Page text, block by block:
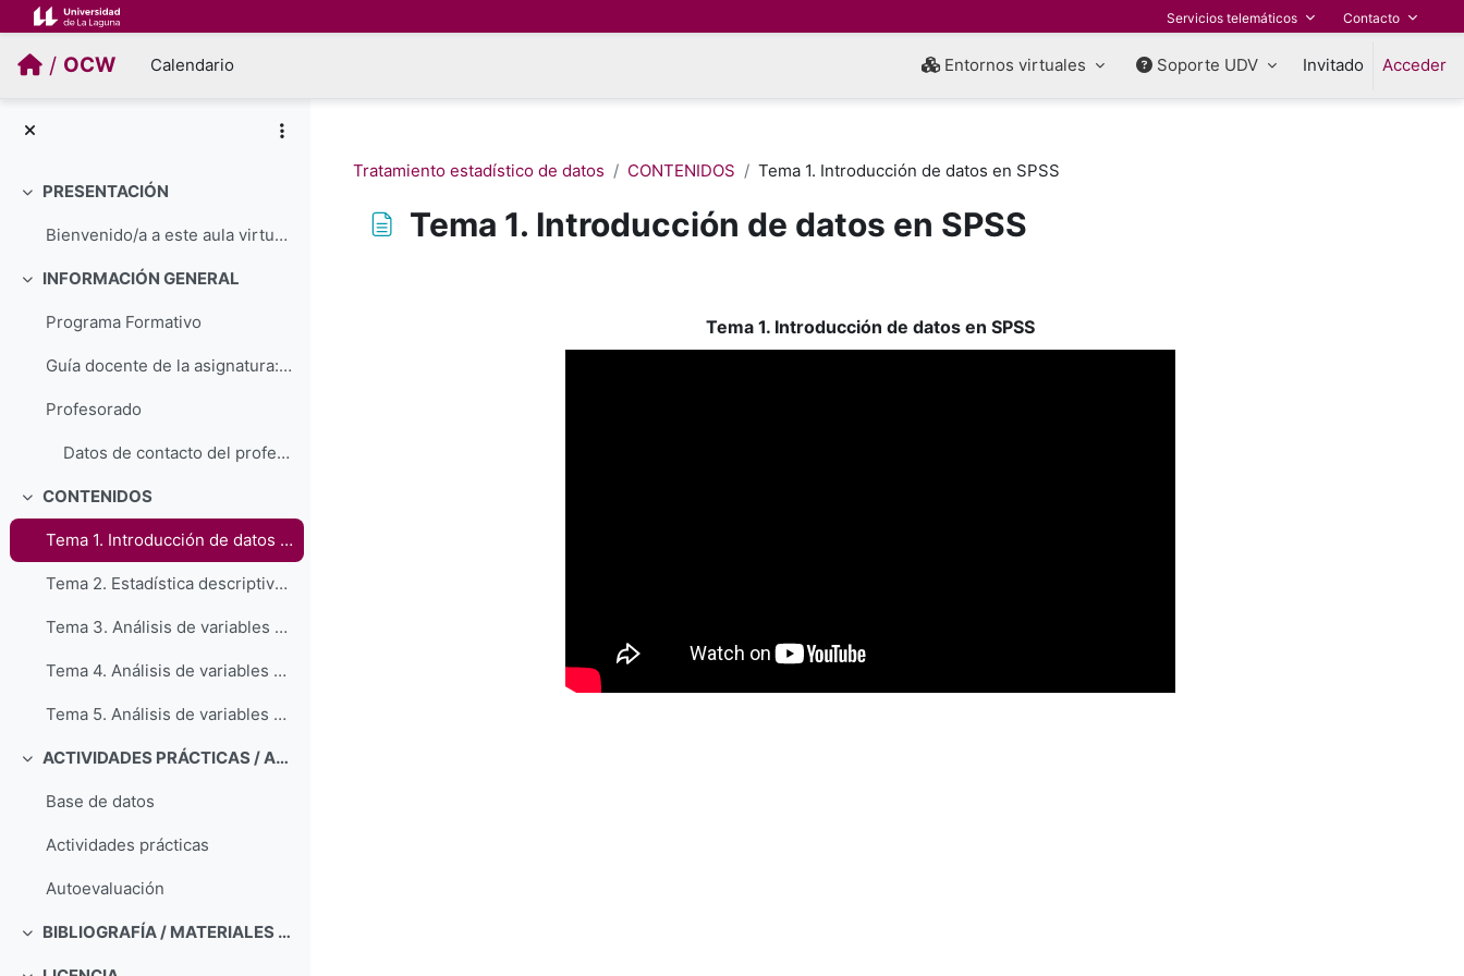
Salta al contenido principal Servicios telemáticos Contacto
/ OCW Calendario Entornos virtuales Soporte UDV Invitado Acceder
Colapsar
PRESENTACIÓN
Bienvenido/a a este aula virtual en la que se reco...
Colapsar
INFORMACIÓN GENERAL
Programa Formativo
Guía docente de la asignatura: Trabajo de Fin de Máster
Profesorado
Datos de contacto del profesorado
Colapsar
CONTENIDOS
Tema 1. Introducción de datos en SPSS
Tema 2. Estadística descriptiva y funciones básicas
Tema 3. Análisis de variables cualitativas
Tema 4. Análisis de variables cuantitativas
Tema 5. Análisis de variables cualitativas y cuantitativas
Colapsar ACTIVIDADES PRÁCTICAS / AUTOEVALUACIÓN
Base de datos
Actividades prácticas
Autoevaluación
Colapsar BIBLIOGRAFÍA / MATERIALES DE CONSULTA
Tratamiento estadístico de datos CONTENIDOS Tema 1. Introducción de datos en SPSS
Tema 1. Introducción de datos en SPSS
Tema 1. Introducción de datos en SPSS